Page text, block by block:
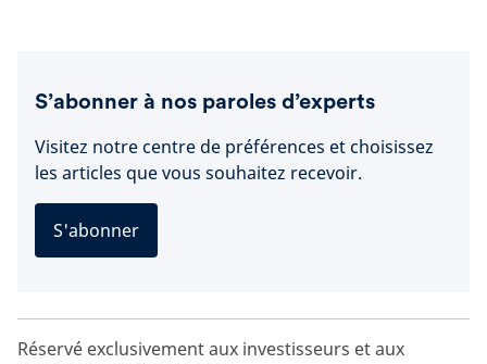
S’abonner à nos paroles d’experts
Visitez notre centre de préférences et choisissez
les articles que vous souhaitez recevoir.
S'abonner
Réservé exclusivement aux investisseurs et aux